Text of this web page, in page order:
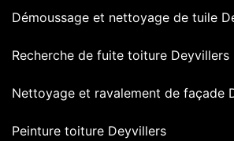
Démoussage et nettoyage de tuile
Recherche de fuite toiture Deyvillers
Nettoyage et ravalement de façade
Peinture toiture Deyvillers